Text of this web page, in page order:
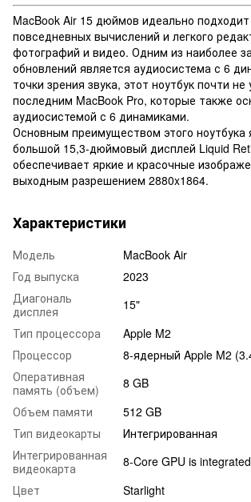
MacBook Air 15 дюймов идеально
повседневных вычислений и легкого
фотографий и видео. Одним из наиболее
обновлений является аудиосистема с 6
точки зрения звука, этот ноутбук почти не
последним MacBook Pro, которые также
аудиосистемой с 6 динамиками.
Основным преимуществом этого ноутбука
большой 15,3-дюймовый дисплей Liquid
обеспечивает яркие и красочные
выходным разрешением 2880x1864.
Характеристики
Модель
MacBook Air
Год выпуска
2023
Диагональ
дисплея
15"
Тип процессора
Apple M2
Процессор
8-ядерный Apple M2
Оперативная
память (объем)
8 GB
Объем памяти
512 GB
Тип видеокарты
Интегрированная
Интегрированная
видеокарта
8-Core GPU is
Цвет
Starlight